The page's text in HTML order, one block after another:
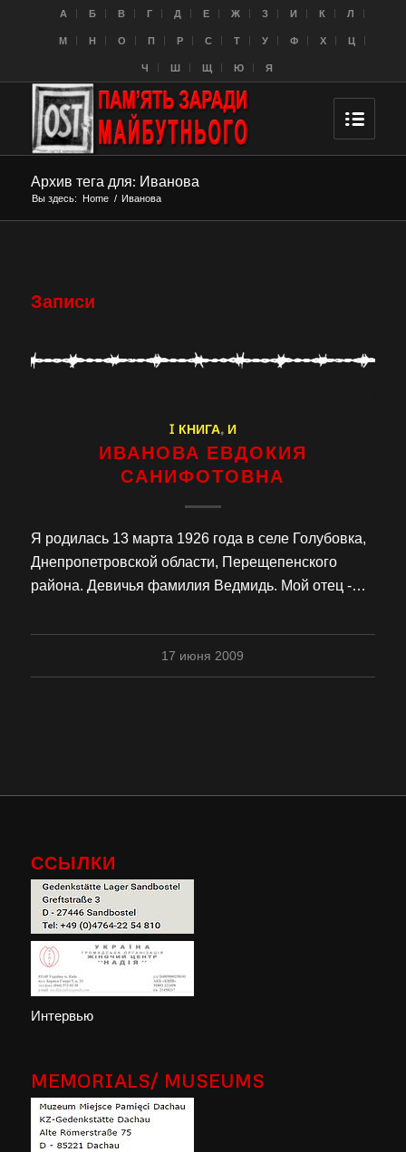
A Б В Г Д Е Ж З И К Л
M Н О П Р С Т У Ф Х Ц
Ч Ш Щ Ю Я
Архив тега для: Иванова
Вы здесь: Home / Иванова
Записи
I КНИГА, И
ИВАНОВА ЕВДОКИЯ
САНИФОТОВНА
Я родилась 13 марта 1926 года в селе Голубовка,
Днепропетровской области, Перещепенского
района. Девичья фамилия Ведмидь. Мой отец -…
17 июня 2009
ССЫЛКИ
Интервью
MEMORIALS/ MUSEUMS